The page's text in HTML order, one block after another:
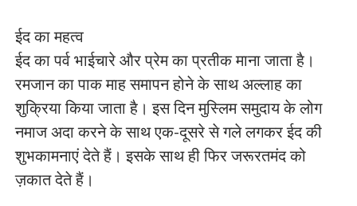
ईद का महत्व
ईद का पर्व भाईचारे और प्रेम का प्रतीक माना जाता है।
रमजान का पाक माह समापन होने के साथ अल्लाह का
शुक्रिया किया जाता है। इस दिन मुस्लिम समुदाय के लोग
नमाज अदा करने के साथ एक-दूसरे से गले लगकर ईद की
शुभकामनाएं देते हैं। इसके साथ ही फिर जरूरतमंद को
ज़कात देते हैं।